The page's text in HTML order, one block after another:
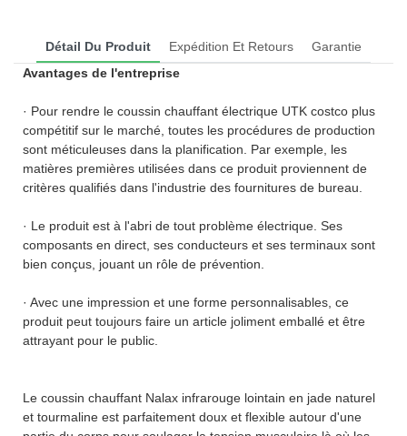
Détail Du Produit Expédition Et Retours
Garantie
Avantages de l'entreprise
· Pour rendre le coussin chauffant électrique UTK costco plus
compétitif sur le marché, toutes les procédures de production
sont méticuleuses dans la planification. Par exemple, les
matières premières utilisées dans ce produit proviennent de
critères qualifiés dans l'industrie des fournitures de bureau.
· Le produit est à l'abri de tout problème électrique. Ses
composants en direct, ses conducteurs et ses terminaux sont
bien conçus, jouant un rôle de prévention.
· Avec une impression et une forme personnalisables, ce
produit peut toujours faire un article joliment emballé et être
attrayant pour le public.
Le coussin chauffant Nalax infrarouge lointain en jade naturel
et tourmaline est parfaitement doux et flexible autour d'une